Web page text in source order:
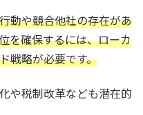
動や競合他社の存在があ
を確保するには、ローカ
戦略が必要です。
や税制改革なども潜在的